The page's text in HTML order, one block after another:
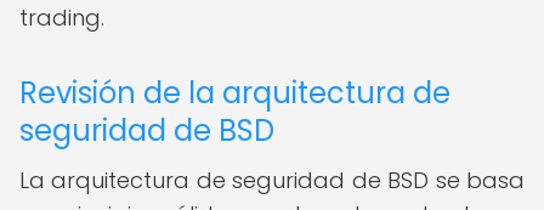
trading.
Revisión de la arquitectura de
seguridad de BSD
La arquitectura de seguridad de BSD se basa